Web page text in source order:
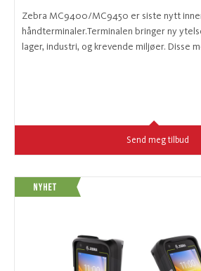
Zebra MC9400/MC9450 er siste nytt
håndterminaler.Terminalen bringer ny
lager, industri, og krevende miljøer. Disse
Send meg tilbud